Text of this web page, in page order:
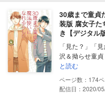
30歳まで童貞
装版 腐女子た
き【デジタル
「見た？」「
沢＆拗らせ童
と読む
174
配信日：2020/